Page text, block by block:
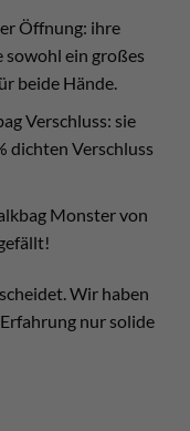
Öffnung: ihre
sowohl ein großes
beide Hände.
Verschluss: sie
dichten Verschluss
Monster von
Wir haben
nur solide